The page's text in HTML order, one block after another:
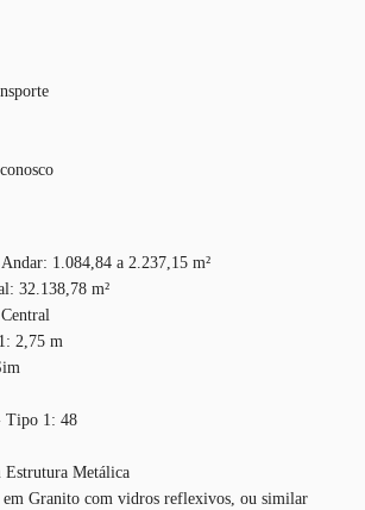
1.084,84 a 2.237,15 m²
32.138,78 m²
2,75 m
Tipo 1: 48
Estrutura Metálica
em Granito com vidros reflexivos, ou similar